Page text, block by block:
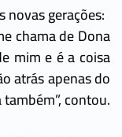
novas gerações:
chama de Dona
mim e é a coisa
atrás apenas do
contou.